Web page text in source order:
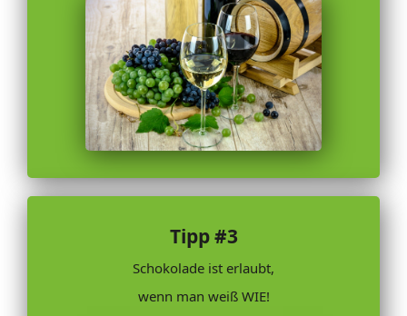
Tipp #3
Schokolade ist erlaubt,
wenn man weiß WIE!